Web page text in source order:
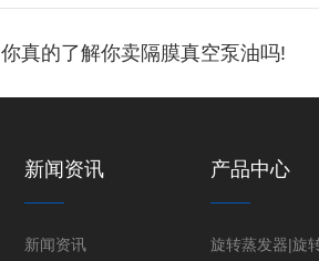
你真的了解你卖隔膜真空泵油吗!
新闻资讯
新闻资讯
产品中心